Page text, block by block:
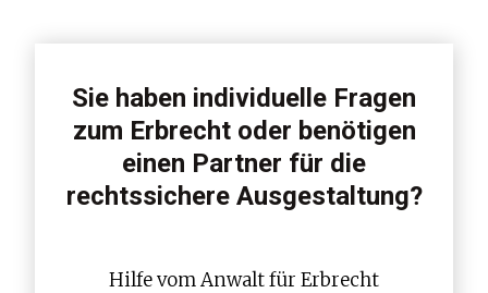
Sie haben individuelle Fragen
zum Erbrecht oder benötigen
einen Partner für die
rechtssichere Ausgestaltung?
Hilfe vom Anwalt für Erbrecht